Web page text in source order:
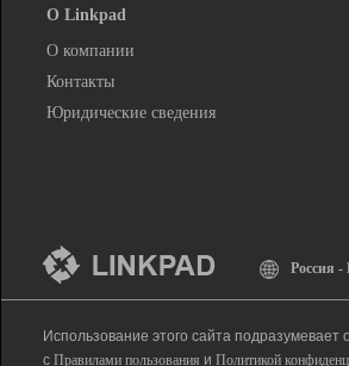
О Linkpad
О компании
Контакты
Юридические сведения
Россия -
Использование этого сайта подразумевает
с Правилами пользования и Политикой